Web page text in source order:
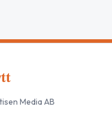
Media AB